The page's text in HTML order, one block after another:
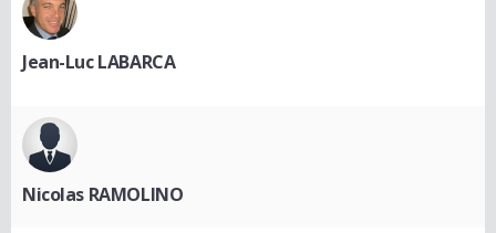
Jean-Luc LABARCA
Nicolas RAMOLINO